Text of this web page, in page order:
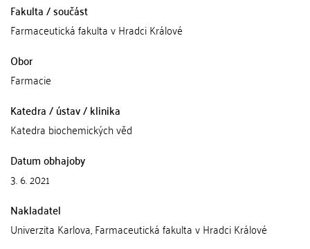
Fakulta / součást
Farmaceutická fakulta v Hradci Králové
Obor
Farmacie
Katedra / ústav / klinika
Katedra biochemických věd
Datum obhajoby
3. 6. 2021
Nakladatel
Univerzita Karlova, Farmaceutická fakulta v Hradci Králové